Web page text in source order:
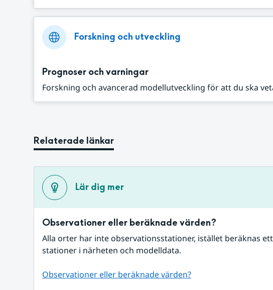
Forskning och utveckling
Prognoser och varningar
Forskning och avancerad modellutveckling för att du ska
Relaterade länkar
Lär dig mer
Observationer eller beräknade värden?
Alla orter har inte observationsstationer, istället beräknas
stationer i närheten och modelldata.
Observationer eller beräknade värden?